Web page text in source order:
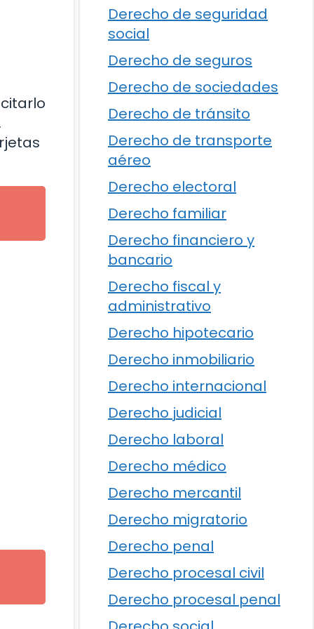
Derecho de seguridad
social
Derecho de seguros
Derecho de sociedades
Derecho de tránsito
Derecho de transporte
aéreo
Derecho electoral
Derecho familiar
Derecho financiero y
bancario
Derecho fiscal y
administrativo
Derecho hipotecario
Derecho inmobiliario
Derecho internacional
Derecho judicial
Derecho laboral
Derecho médico
Derecho mercantil
Derecho migratorio
Derecho penal
Derecho procesal civil
Derecho procesal penal